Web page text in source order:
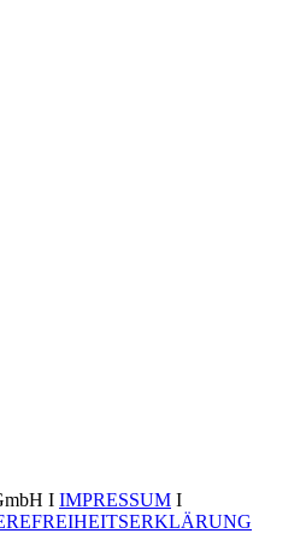
I IMPRESSUM I